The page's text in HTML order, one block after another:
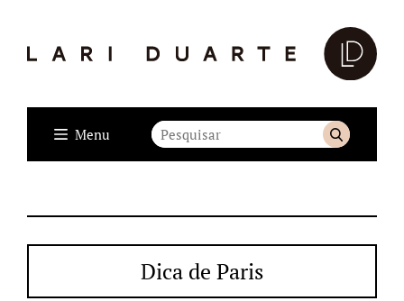
Menu
Dica de Paris